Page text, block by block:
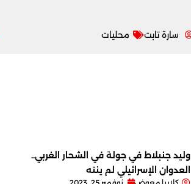
سارة تابت محليات
وليد جنبلاط في جولة في الشحار الغربي..
العدوان الإسرائيلي لم ينته